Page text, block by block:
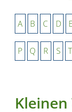
A B C D E
P Q R S T